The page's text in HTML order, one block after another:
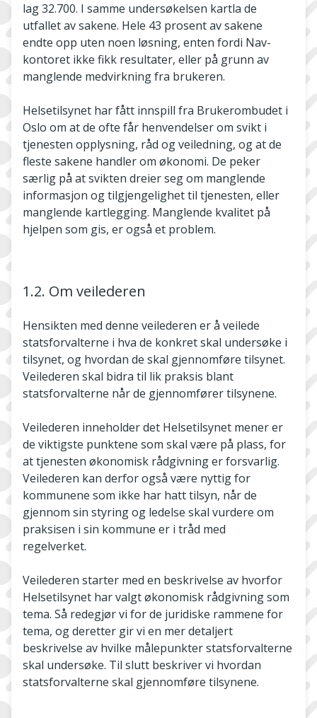
lag 32.700. I samme undersøkelsen kartla de
utfallet av sakene. Hele 43 prosent av sakene
endte opp uten noen løsning, enten fordi Nav-
kontoret ikke fikk resultater, eller på grunn av
manglende medvirkning fra brukeren.
Helsetilsynet har fått innspill fra Brukerombudet i
Oslo om at de ofte får henvendelser om svikt i
tjenesten opplysning, råd og veiledning, og at de
fleste sakene handler om økonomi. De peker
særlig på at svikten dreier seg om manglende
informasjon og tilgjengelighet til tjenesten, eller
manglende kartlegging. Manglende kvalitet på
hjelpen som gis, er også et problem.
1.2. Om veilederen
Hensikten med denne veilederen er å veilede
statsforvalterne i hva de konkret skal undersøke i
tilsynet, og hvordan de skal gjennomføre tilsynet.
Veilederen skal bidra til lik praksis blant
statsforvalterne når de gjennomfører tilsynene.
Veilederen inneholder det Helsetilsynet mener er
de viktigste punktene som skal være på plass, for
at tjenesten økonomisk rådgivning er forsvarlig.
Veilederen kan derfor også være nyttig for
kommunene som ikke har hatt tilsyn, når de
gjennom sin styring og ledelse skal vurdere om
praksisen i sin kommune er i tråd med
regelverket.
Veilederen starter med en beskrivelse av hvorfor
Helsetilsynet har valgt økonomisk rådgivning som
tema. Så redegjør vi for de juridiske rammene for
tema, og deretter gir vi en mer detaljert
beskrivelse av hvilke målepunkter statsforvalterne
skal undersøke. Til slutt beskriver vi hvordan
statsforvalterne skal gjennomføre tilsynene.